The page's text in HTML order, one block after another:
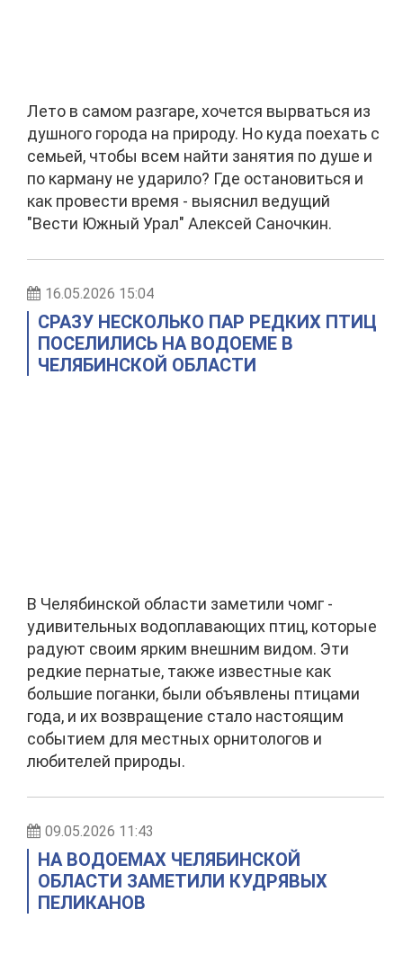
Лето в самом разгаре, хочется вырваться из
душного города на природу. Но куда поехать с
семьей, чтобы всем найти занятия по душе и
по карману не ударило? Где остановиться и
как провести время - выяснил ведущий
"Вести Южный Урал" Алексей Саночкин.
16.05.2026 15:04
СРАЗУ НЕСКОЛЬКО ПАР РЕДКИХ ПТИЦ
ПОСЕЛИЛИСЬ НА ВОДОЕМЕ В
ЧЕЛЯБИНСКОЙ ОБЛАСТИ
В Челябинской области заметили чомг -
удивительных водоплавающих птиц, которые
радуют своим ярким внешним видом. Эти
редкие пернатые, также известные как
большие поганки, были объявлены птицами
года, и их возвращение стало настоящим
событием для местных орнитологов и
любителей природы.
09.05.2026 11:43
НА ВОДОЕМАХ ЧЕЛЯБИНСКОЙ
ОБЛАСТИ ЗАМЕТИЛИ КУДРЯВЫХ
ПЕЛИКАНОВ